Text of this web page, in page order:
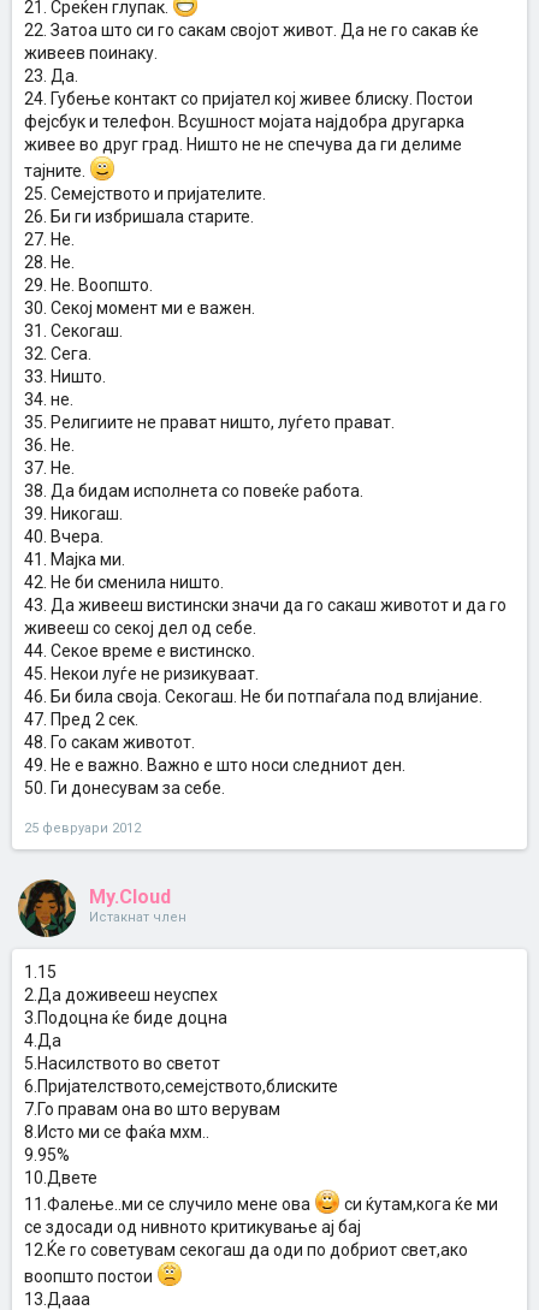
21. Среќен глупак.
22. Затоа што си го сакам својот живот. Да не го сакав ќе
живеев поинаку.
23. Да.
24. Губење контакт со пријател кој живее блиску. Постои
фејсбук и телефон. Всушност мојата најдобра другарка
живее во друг град. Ништо не не спечува да ги делиме
тајните.
25. Семејството и пријателите.
26. Би ги избришала старите.
27. Не.
28. Не.
29. Не. Воопшто.
30. Секој момент ми е важен.
31. Секогаш.
32. Сега.
33. Ништо.
34. не.
35. Религиите не прават ништо, луѓето прават.
36. Не.
37. Не.
38. Да бидам исполнета со повеќе работа.
39. Никогаш.
40. Вчера.
41. Мајка ми.
42. Не би сменила ништо.
43. Да живееш вистински значи да го сакаш животот и да го
живееш со секој дел од себе.
44. Секое време е вистинско.
45. Некои луѓе не ризикуваат.
46. Би била своја. Секогаш. Не би потпаѓала под влијание.
47. Пред 2 сек.
48. Го сакам животот.
49. Не е важно. Важно е што носи следниот ден.
50. Ги донесувам за себе.
25 февруари 2012
My.Cloud
Истакнат член
1.15
2.Да доживееш неуспех
3.Подоцна ќе биде доцна
4.Да
5.Насилството во светот
6.Пријателството,семејството,блиските
7.Го правам она во што верувам
8.Исто ми се фаќа мхм..
9.95%
10.Двете
11.Фалење..ми се случило мене ова
си ќутам,кога ќе ми
се здосади од нивното критикување ај бај
12.Ќе го советувам секогаш да оди по добриот свет,ако
воопшто постои
13.Дааа